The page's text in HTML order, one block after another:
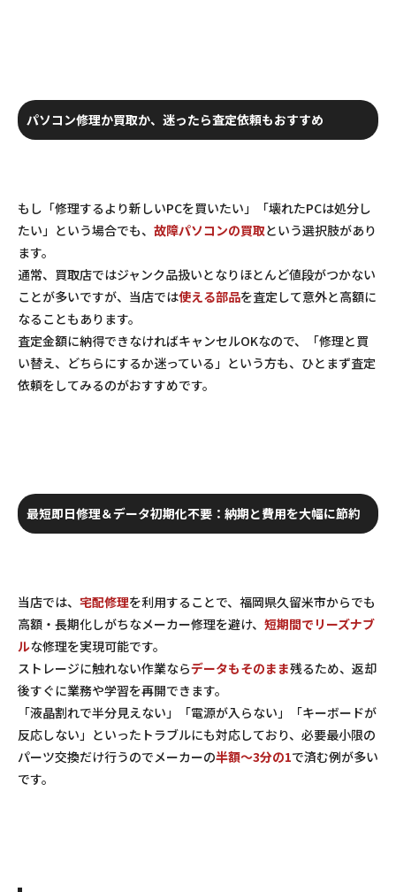
パソコン修理か買取か、迷ったら査定依頼もおすすめ
もし「修理するより新しいPCを買いたい」「壊れたPCは処分し
たい」という場合でも、 故障パソコンの買取という選択肢があり
ます。
通常、買取店ではジャンク品扱いとなりほとんど値段がつかない
ことが多いですが、当店では使える部品を査定して意外と高額に
なることもあります。
査定金額に納得できなければキャンセルOKなので、「修理と買
い替え、どちらにするか迷っている」という方も、ひとまず査定
依頼をしてみるのがおすすめです。
最短即日修理＆データ初期化不要：納期と費用を大幅に節約
当店では、 宅配修理を利用することで、福岡県久留米市からでも
高額・長期化しがちなメーカー修理を避け、 短期間でリーズナブ
ルな修理を実現可能です。
ストレージに触れない作業ならデータもそのまま残るため、返却
後すぐに業務や学習を再開できます。
「液晶割れで半分見えない」「電源が入らない」「キーボードが
反応しない」といったトラブルにも対応しており、必要最小限の
パーツ交換だけ行うのでメーカーの半額～3分の1で済む例が多い
です。